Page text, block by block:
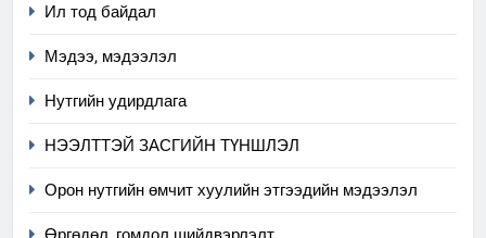
Ил тод байдал
Мэдээ, мэдээлэл
Нутгийн удирдлага
НЭЭЛТТЭЙ ЗАСГИЙН ТҮНШЛЭЛ
Орон нутгийн өмчит хуулийн этгээдийн мэдээлэл